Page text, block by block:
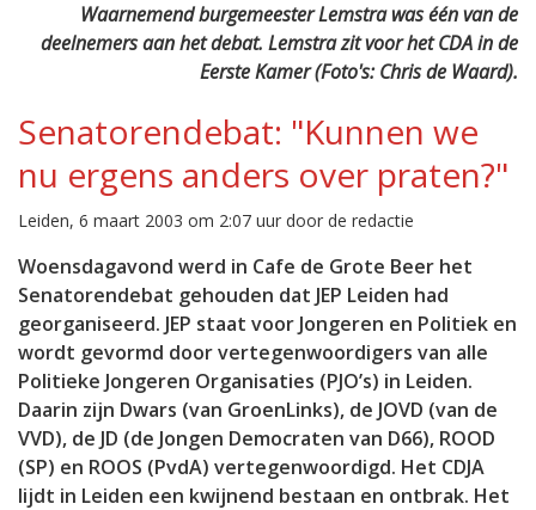
Waarnemend burgemeester Lemstra was één van de
deelnemers aan het debat. Lemstra zit voor het CDA in de
Eerste Kamer (Foto's: Chris de Waard).
Senatorendebat: "Kunnen we
nu ergens anders over praten?"
Leiden, 6 maart 2003 om 2:07 uur door de redactie
Woensdagavond werd in Cafe de Grote Beer het
Senatorendebat gehouden dat JEP Leiden had
georganiseerd. JEP staat voor Jongeren en Politiek en
wordt gevormd door vertegenwoordigers van alle
Politieke Jongeren Organisaties (PJO’s) in Leiden.
Daarin zijn Dwars (van GroenLinks), de JOVD (van de
VVD), de JD (de Jongen Democraten van D66), ROOD
(SP) en ROOS (PvdA) vertegenwoordigd. Het CDJA
lijdt in Leiden een kwijnend bestaan en ontbrak. Het